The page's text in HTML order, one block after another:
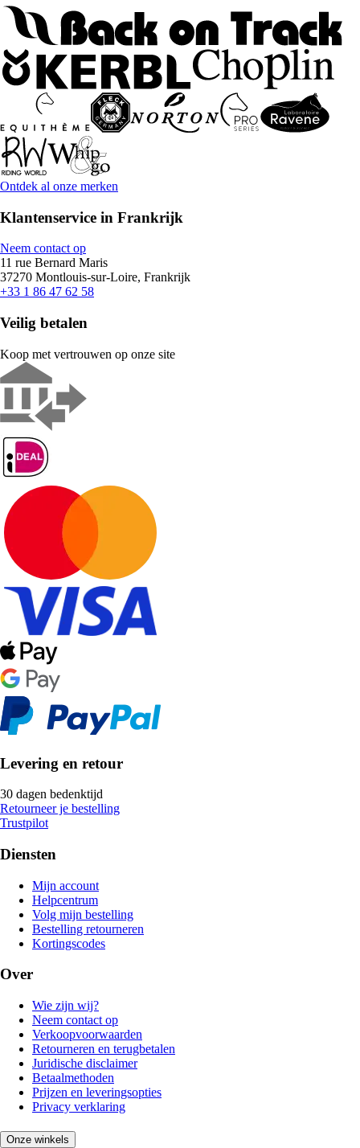
Ontdek al onze merken
Klantenservice in Frankrijk
Neem contact op
11 rue Bernard Maris
37270 Montlouis-sur-Loire, Frankrijk
+33 1 86 47 62 58
Veilig betalen
Koop met vertrouwen op onze site
Levering en retour
30 dagen bedenktijd
Retourneer je bestelling
Trustpilot
Diensten
Mijn account
Helpcentrum
Volg mijn bestelling
Bestelling retourneren
Kortingscodes
Over
Wie zijn wij?
Neem contact op
Verkoopvoorwaarden
Retourneren en terugbetalen
Juridische disclaimer
Betaalmethoden
Prijzen en leveringsopties
Privacy verklaring
Onze winkels